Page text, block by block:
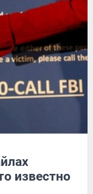
известно